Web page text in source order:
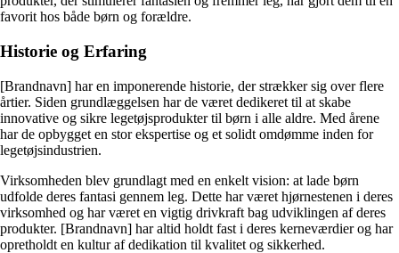
favorit hos både børn og forældre.
Historie og Erfaring
[Brandnavn] har en imponerende historie, der strækker sig over flere
årtier. Siden grundlæggelsen har de været dedikeret til at skabe
innovative og sikre legetøjsprodukter til børn i alle aldre. Med årene
har de opbygget en stor ekspertise og et solidt omdømme inden for
legetøjsindustrien.
Virksomheden blev grundlagt med en enkelt vision: at lade børn
udfolde deres fantasi gennem leg. Dette har været hjørnestenen i deres
virksomhed og har været en vigtig drivkraft bag udviklingen af ​​deres
produkter. [Brandnavn] har altid holdt fast i deres kerneværdier og har
opretholdt en kultur af dedikation til kvalitet og sikkerhed.